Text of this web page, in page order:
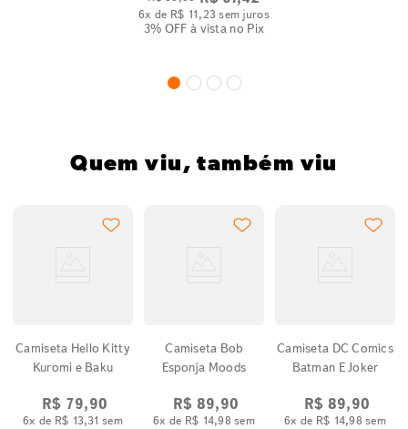
6x de R$ 11 ,23 sem juros
3% OFF à vista no Pix
Quem viu, também viu
Camiseta Hello Kitty
Kuromi e Baku
R$ 79,90
6x de R$ 13,31 sem
Camiseta Bob
Esponja Moods
R$ 89,90
6x de R$ 14,98 sem
Camiseta DC Comics
Batman E Joker
R$ 89,90
6x de R$ 14,98 sem